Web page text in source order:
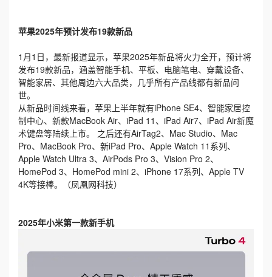
苹果2025年预计发布19款新品
1月1日，最新报道显示，苹果2025年新品将火力全开，预计将
发布19款新品，涵盖智能手机、平板、电脑笔电、穿戴设备、
智能家居、其他周边六大品类，几乎所有产品线都有新品问
世。
从新品时间线来看，苹果上半年就有iPhone SE4、智能家居控
制中心、新款MacBook Air、iPad 11、iPad Air7、iPad Air新魔
术键盘等陆续上市。 之后还有AirTag2、Mac Studio、Mac
Pro、MacBook Pro、新iPad Pro、Apple Watch 11系列、
Apple Watch Ultra 3、AirPods Pro 3、Vision Pro 2、
HomePod 3、HomePod mini 2、iPhone 17系列、Apple TV
4K等接棒。（凤凰网科技）
2025年小米第一款新手机